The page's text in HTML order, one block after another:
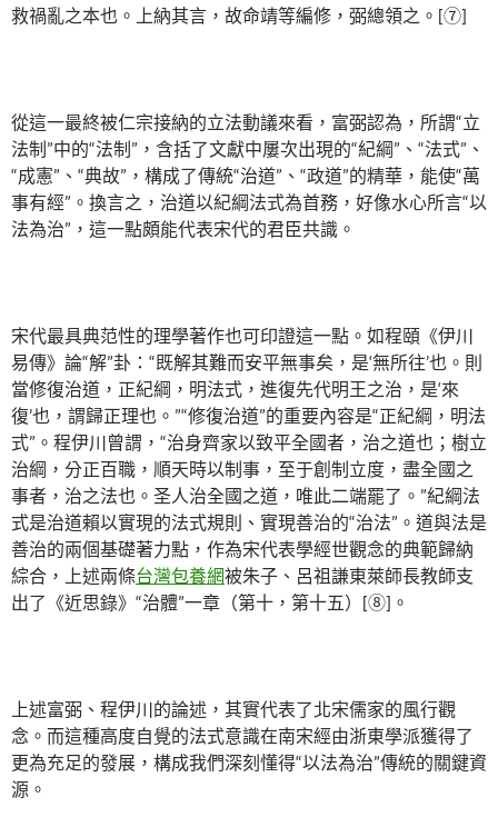
救禍亂之本也。上納其言，故命靖等編修，弼總領之。[⑦]
從這一最終被仁宗接納的立法動議來看，富弼認為，所謂“立
法制”中的“法制”，含括了文獻中屢次出現的“紀綱”、“法式”、
“成憲”、“典故”，構成了傳統“治道”、“政道”的精華，能使“萬
事有經”。換言之，治道以紀綱法式為首務，好像水心所言“以
法為治”，這一點頗能代表宋代的君臣共識。
宋代最具典范性的理學著作也可印證這一點。如程頤《伊川
易傳》論“解”卦：“既解其難而安平無事矣，是‘無所往’也。則
當修復治道，正紀綱，明法式，進復先代明王之治，是‘來
復’也，謂歸正理也。”“修復治道”的重要內容是“正紀綱，明法
式”。程伊川曾謂，“治身齊家以致平全國者，治之道也；樹立
治綱，分正百職，順天時以制事，至于創制立度，盡全國之
事者，治之法也。圣人治全國之道，唯此二端罷了。”紀綱法
式是治道賴以實現的法式規則、實現善治的“治法”。道與法是
善治的兩個基礎著力點，作為宋代表學經世觀念的典範歸納
綜合，上述兩條台灣包養網被朱子、呂祖謙東萊師長教師支
出了《近思錄》“治體”一章（第十，第十五）[⑧]。
上述富弼、程伊川的論述，其實代表了北宋儒家的風行觀
念。而這種高度自覺的法式意識在南宋經由浙東學派獲得了
更為充足的發展，構成我們深刻懂得“以法為治”傳統的關鍵資
源。